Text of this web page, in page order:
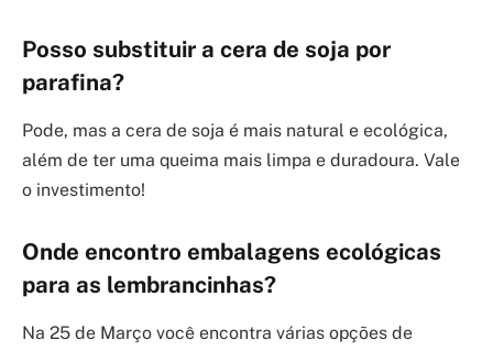
Posso substituir a cera de soja por
parafina?
Pode, mas a cera de soja é mais natural e ecológica,
além de ter uma queima mais limpa e duradoura. Vale
o investimento!
Onde encontro embalagens ecológicas
para as lembrancinhas?
Na 25 de Março você encontra várias opções de